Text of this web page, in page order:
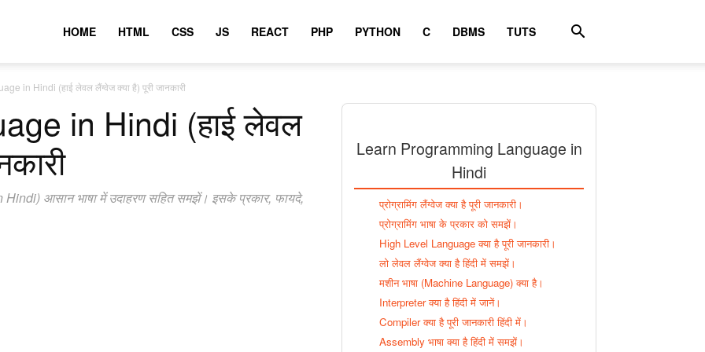
HOME HTML CSS JS REACT PHP PYTHON C DBMS TUTS
in Hindi (हाई लेवल लैंग्वेज क्या है) पूरी जानकारी
in Hindi (हाई लेवल
आसान भाषा में उदाहरण सहित समझें। इसके प्रकार, फायदे,
Learn Programming Language in
Hindi
प्रोग्रामिंग लैंग्वेज क्या है पूरी जानकारी।
प्रोग्रामिंग भाषा के प्रकार को समझें।
High Level Language क्या है पूरी जानकारी।
लो लेवल लैंग्वेज क्या है हिंदी में समझें।
मशीन भाषा (Machine Language) क्या है।
Interpreter क्या है हिंदी में जानें।
Compiler क्या है पूरी जानकारी हिंदी में।
Assembly भाषा क्या है हिंदी में समझें।